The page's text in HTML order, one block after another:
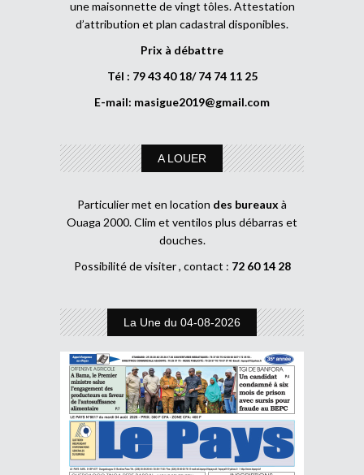
une maisonnette de vingt tôles. Attestation
d’attribution et plan cadastral disponibles.
Prix à débattre
Tél : 79 43 40 18/ 74 74 11 25
E-mail: masigue2019@gmail.com
A LOUER
Particulier met en location des bureaux à
Ouaga 2000. Clim et ventilos plus débarras et
douches.
Possibilité de visiter , contact : 72 60 14 28
La Une du 04-08-2026